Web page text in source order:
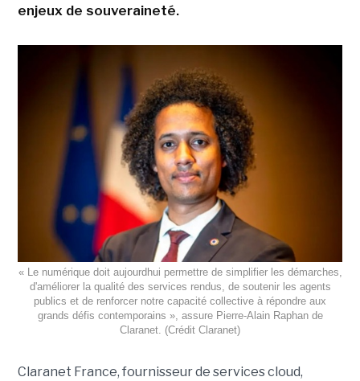
enjeux de souveraineté.
« Le numérique doit aujourdhui permettre de simplifier les démarches,
d'améliorer la qualité des services rendus, de soutenir les agents
publics et de renforcer notre capacité collective à répondre aux
grands défis contemporains », assure Pierre-Alain Raphan de
Claranet. (Crédit Claranet)
Claranet France, fournisseur de services cloud,